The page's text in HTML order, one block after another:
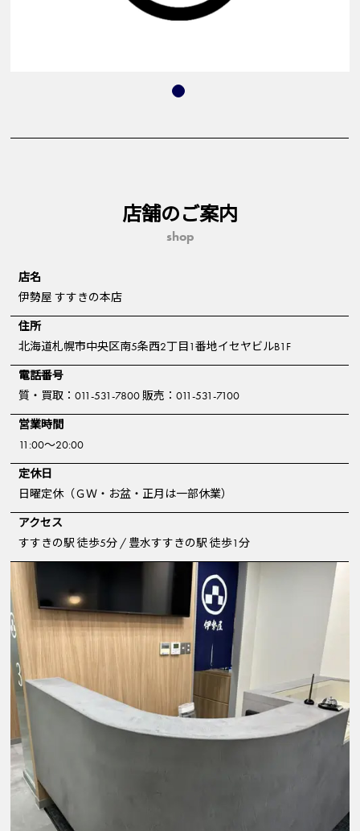
店舗のご案内
shop
店名
伊勢屋 すすきの本店
住所
北海道札幌市中央区南5条西2丁目1番地イセヤビルB1F
電話番号
質・買取：011-531-7800 販売：011-531-7100
営業時間
11:00～20:00
定休日
日曜定休（ＧＷ・お盆・正月は一部休業）
アクセス
すすきの駅 徒歩5分 / 豊水すすきの駅 徒歩1分